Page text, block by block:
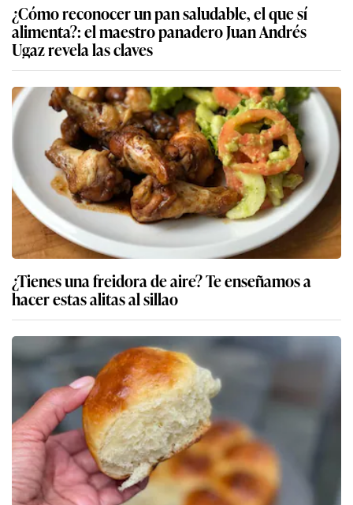
¿Cómo reconocer un pan saludable, el que sí
alimenta?: el maestro panadero Juan Andrés
Ugaz revela las claves
¿Tienes una freidora de aire? Te enseñamos a
hacer estas alitas al sillao